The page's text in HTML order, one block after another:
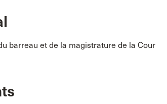
barreau et de la magistrature de la Cour